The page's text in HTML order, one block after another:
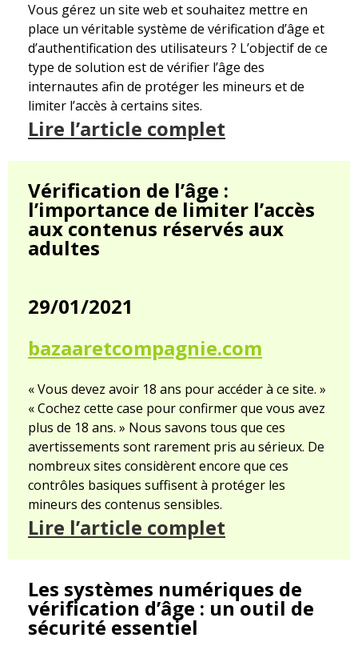
Vous gérez un site web et souhaitez mettre en
place un véritable système de vérification d’âge et
d’authentification des utilisateurs ? L’objectif de ce
type de solution est de vérifier l’âge des
internautes afin de protéger les mineurs et de
limiter l’accès à certains sites.
Lire l’article complet
Vérification de l’âge :
l’importance de limiter l’accès
aux contenus réservés aux
adultes
29/01/2021
bazaaretcompagnie.com
« Vous devez avoir 18 ans pour accéder à ce site. »
« Cochez cette case pour confirmer que vous avez
plus de 18 ans. » Nous savons tous que ces
avertissements sont rarement pris au sérieux. De
nombreux sites considèrent encore que ces
contrôles basiques suffisent à protéger les
mineurs des contenus sensibles.
Lire l’article complet
Les systèmes numériques de
vérification d’âge : un outil de
sécurité essentiel